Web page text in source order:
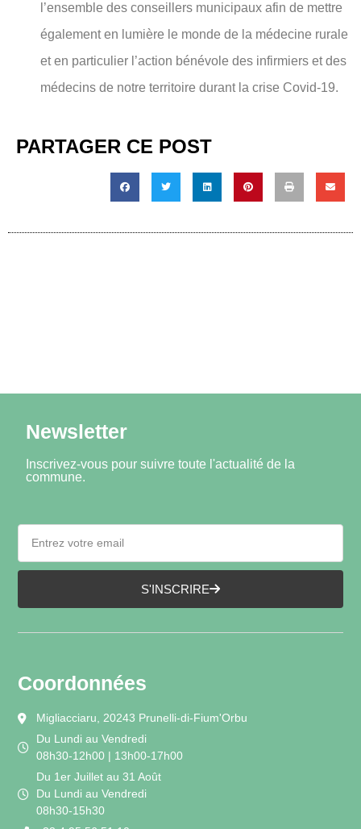
l’ensemble des conseillers municipaux afin de mettre
également en lumière le monde de la médecine rurale
et en particulier l’action bénévole des infirmiers et des
médecins de notre territoire durant la crise Covid-19.
PARTAGER CE POST
Newsletter
Inscrivez-vous pour suivre toute l'actualité de la
commune.
S'INSCRIRE
Coordonnées
Migliacciaru, 20243 Prunelli-di-Fium'Orbu
Du Lundi au Vendredi
08h30-12h00 | 13h00-17h00
Du 1er Juillet au 31 Août
Du Lundi au Vendredi
08h30-15h30